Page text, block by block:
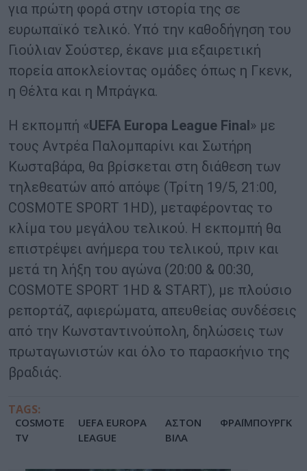
για πρώτη φορά στην ιστορία της σε
ευρωπαϊκό τελικό. Υπό την καθοδήγηση του
Γιούλιαν Σούστερ, έκανε μια εξαιρετική
πορεία αποκλείοντας ομάδες όπως η Γκενκ,
η Θέλτα και η Μπράγκα.
Η εκπομπή «UEFA Europa League Final » με
τους Αντρέα Παλομπαρίνι και Σωτήρη
Κωσταβάρα, θα βρίσκεται στη διάθεση των
τηλεθεατών από απόψε (Τρίτη 19/5, 21:00,
COSMOTE SPORT 1HD), μεταφέροντας το
κλίμα του μεγάλου τελικού. Η εκπομπή θα
επιστρέψει ανήμερα του τελικού, πριν και
μετά τη λήξη του αγώνα (20:00 & 00:30,
COSMOTE SPORT 1HD & START), με πλούσιο
ρεπορτάζ, αφιερώματα, απευθείας συνδέσεις
από την Κωνσταντινούπολη, δηλώσεις των
πρωταγωνιστών και όλο το παρασκήνιο της
βραδιάς.
TAGS:
COSMOTE
TV
UEFA EUROPA
LEAGUE
ΑΣΤΟΝ
ΒΙΛΑ
ΦΡΑΪΜΠΟΥΡΓΚ